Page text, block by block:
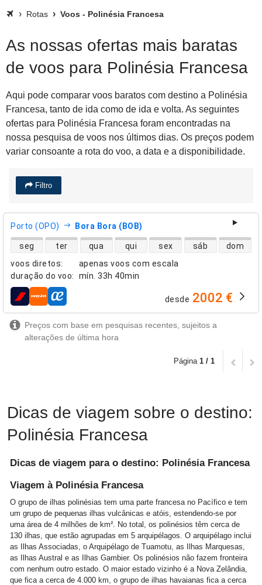
Rotas Voos - Polinésia Francesa
As nossas ofertas mais baratas
de voos para Polinésia Francesa
Aqui pode comparar voos baratos com destino a Polinésia
Francesa, tanto de ida como de ida e volta. As seguintes
ofertas para Polinésia Francesa foram encontradas na
nossa pesquisa de voos nos últimos dias. Os preços podem
variar consoante a rota do voo, a data e a disponibilidade.
Filtro
Porto (OPO) Bora Bora (BOB)
voos diretos:
apenas voos com escala
duração do voo: mín. 33h 40min
disponibilidade de voos diretos
seg ter qua qui sex sáb dom
companhias aéreas desde 2002 €
Preços com base em pesquisas recentes, sujeitos a
alterações de última hora
Página 1 / 1
Dicas de viagem sobre o destino:
Polinésia Francesa
Dicas de viagem para o destino: Polinésia Francesa
Viagem à Polinésia Francesa
O grupo de ilhas polinésias tem uma parte francesa no Pacífico e tem
um grupo de pequenas ilhas vulcânicas e atóis, estendendo-se por
uma área de 4 milhões de km². No total, os polinésios têm cerca de
130 ilhas, que estão agrupadas em 5 arquipélagos. O arquipélago inclui
as Ilhas Associadas, o Arquipélago de Tuamotu, as Ilhas Marquesas,
as Ilhas Austral e as Ilhas Gambier. Os polinésios não fazem fronteira
com nenhum outro estado. O maior estado vizinho é a Nova Zelândia,
que fica a cerca de 4.000 km, o grupo de ilhas havaianas fica a cerca